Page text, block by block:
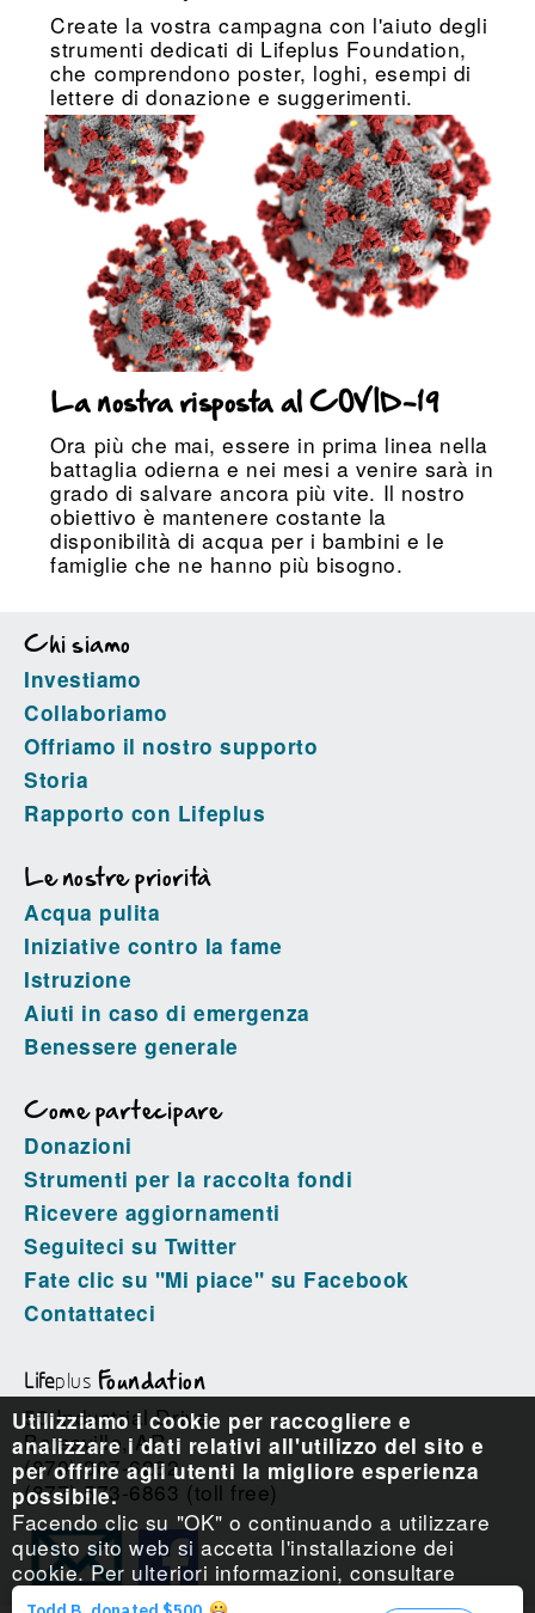
Create la vostra campagna con l'aiuto degli
strumenti dedicati di Lifeplus Foundation,
che comprendono poster, loghi, esempi di
lettere di donazione e suggerimenti.
La nostra risposta al COVID-19
Ora più che mai, essere in prima linea nella
battaglia odierna e nei mesi a venire sarà in
grado di salvare ancora più vite. Il nostro
obiettivo è mantenere costante la
disponibilità di acqua per i bambini e le
famiglie che ne hanno più bisogno.
Chi siamo
Investiamo
Collaboriamo
Offriamo il nostro supporto
Storia
Rapporto con Lifeplus
Le nostre priorità
Acqua pulita
Iniziative contro la fame
Istruzione
Aiuti in caso di emergenza
Benessere generale
Come partecipare
Donazioni
Strumenti per la raccolta fondi
Ricevere aggiornamenti
Seguiteci su Twitter
Fate clic su "Mi piace" su Facebook
Contattateci
Lifeplus Foundation
50 Industrial Drive
Batesville, AR
(870) 307-6262
(877) 573-6863 (toll free)
Utilizziamo i cookie per raccogliere e
analizzare i dati relativi all'utilizzo del sito e
per offrire agli utenti la migliore esperienza
possibile.
Facendo clic su "OK" o continuando a utilizzare
questo sito web si accetta l'installazione dei
cookie. Per ulteriori informazioni, consultare
l' Informativa sull'uso dei cookie